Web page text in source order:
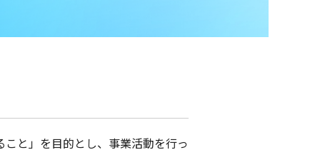
と」を目的とし、事業活動を行っ